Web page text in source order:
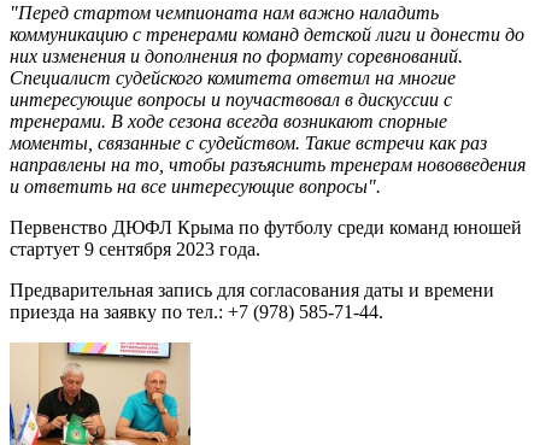
"Перед стартом чемпионата нам важно наладить
коммуникацию с тренерами команд детской лиги и донести до
них изменения и дополнения по формату соревнований.
Специалист судейского комитета ответил на многие
интересующие вопросы и поучаствовал в дискуссии с
тренерами. В ходе сезона всегда возникают спорные
моменты, связанные с судейством. Такие встречи как раз
направлены на то, чтобы разъяснить тренерам нововведения
и ответить на все интересующие вопросы".
Первенство ДЮФЛ Крыма по футболу среди команд юношей
стартует 9 сентября 2023 года.
Предварительная запись для согласования даты и времени
приезда на заявку по тел.: +7 (978) 585-71-44.